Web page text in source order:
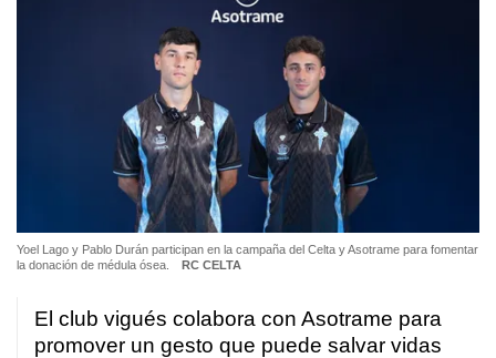
Yoel Lago y Pablo Durán participan en la campaña del Celta y Asotrame para fomentar
la donación de médula ósea.
RC CELTA
El club vigués colabora con Asotrame para
promover un gesto que puede salvar vidas